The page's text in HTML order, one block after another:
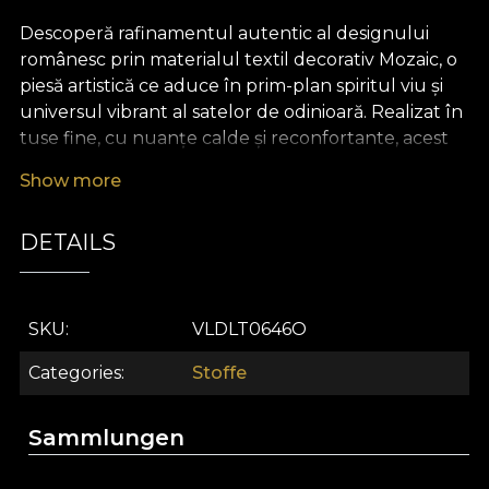
Descoperă rafinamentul autentic al designului
românesc prin materialul textil decorativ Mozaic, o
piesă artistică ce aduce în prim-plan spiritul viu și
universul vibrant al satelor de odinioară. Realizat în
tuse fine, cu nuanțe calde și reconfortante, acest
prospețime și armonie vizuală. Modelul său evocă
într-o manieră contemporană, ceea ce îl transformă
într-o alegere desăvârșită pentru cei care caută să
românești.
Versatilitatea materialului textil premium Mozaic îl
recomandă pentru nenumărate aplicații în
draperii elegante, tapițerie pentru mobilier, perne
Show more
DETAILS
SKU VLDLT0646O
Categories Stoffe
Sammlungen